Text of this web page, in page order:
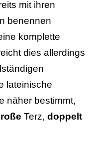
mit ihren
benennen
komplette
dies allerdings
lateinische
näher bestimmt,
Terz, doppelt